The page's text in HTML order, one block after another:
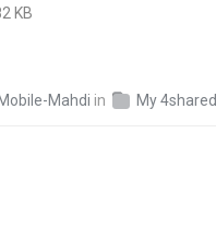
KB
Mobile-Mahdi in My 4shared